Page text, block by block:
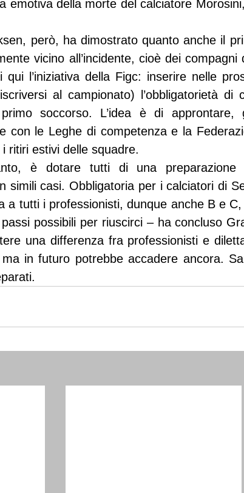
emotiva della morte del calciatore
però, ha dimostrato quanto anche il
vicino all’incidente, cioè dei
qui l’iniziativa della Figc: inserire nelle
al campionato) l’obbligatorietà
soccorso. L’idea è di approntare,
con le Leghe di competenza e la
ritiri estivi delle squadre.
è dotare tutti di una
simili casi. Obbligatoria per i calciatori di
a tutti i professionisti, dunque anche B e
possibili per riuscirci – ha concluso
una differenza fra professionisti e
in futuro potrebbe accadere ancora.